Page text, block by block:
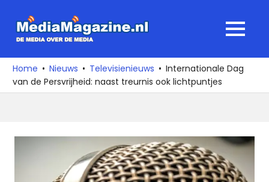
naar
media
over
de
MENU
Home Nieuws Televisienieuws
Internationale Dag
van de Persvrijheid: naast treurnis ook lichtpuntjes